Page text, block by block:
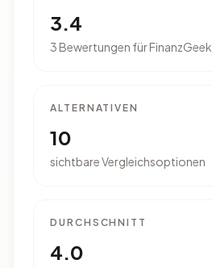
3.4
3 Bewertungen für FinanzGeek
ALTERNATIVEN
10
sichtbare Vergleichsoptionen
DURCHSCHNITT
4.0